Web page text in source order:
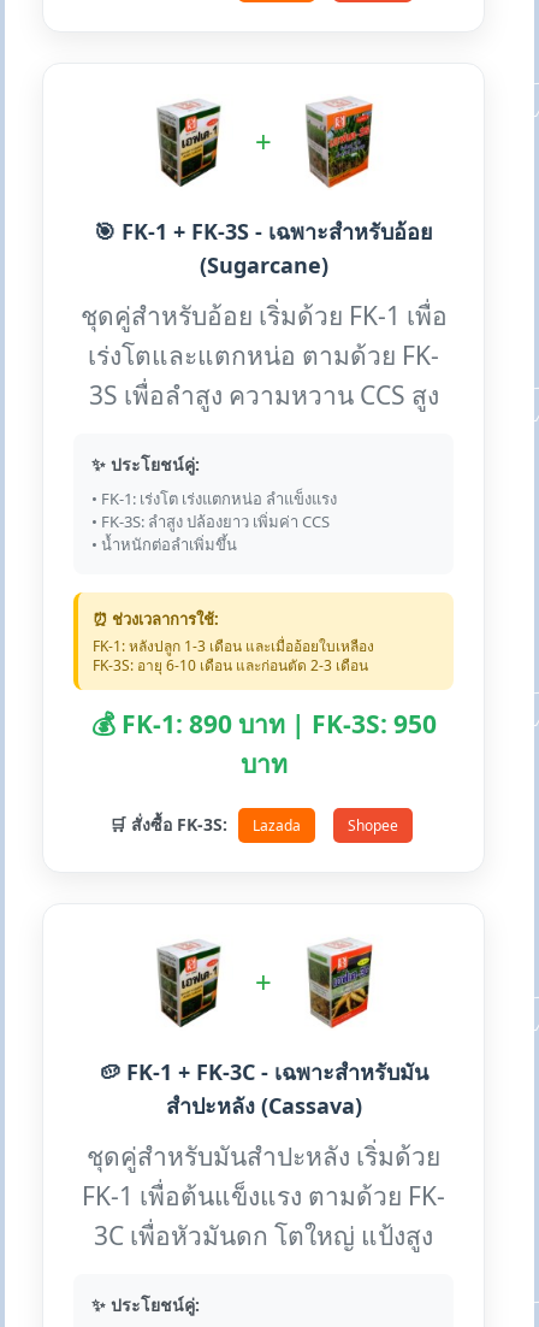
+
🎯 FK-1 + FK-3S - เฉพาะสำหรับอ้อย
(Sugarcane)
ชุดคู่สำหรับอ้อย เริ่มด้วย FK-1 เพื่อ
เร่งโตและแตกหน่อ ตามด้วย FK-
3S เพื่อลำสูง ความหวาน CCS สูง
✨ ประโยชน์คู่:
• FK-1: เร่งโต เร่งแตกหน่อ ลำแข็งแรง
• FK-3S: ลำสูง ปล้องยาว เพิ่มค่า CCS
• น้ำหนักต่อลำเพิ่มขึ้น
⏰ ช่วงเวลาการใช้:
FK-1: หลังปลูก 1-3 เดือน และเมื่ออ้อยใบเหลือง
FK-3S: อายุ 6-10 เดือน และก่อนตัด 2-3 เดือน
💰 FK-1: 890 บาท | FK-3S: 950
บาท
🛒 สั่งซื้อ FK-3S: Lazada Shopee
+
🥔 FK-1 + FK-3C - เฉพาะสำหรับมัน
สำปะหลัง (Cassava)
ชุดคู่สำหรับมันสำปะหลัง เริ่มด้วย
FK-1 เพื่อต้นแข็งแรง ตามด้วย FK-
3C เพื่อหัวมันดก โตใหญ่ แป้งสูง
✨ ประโยชน์คู่: